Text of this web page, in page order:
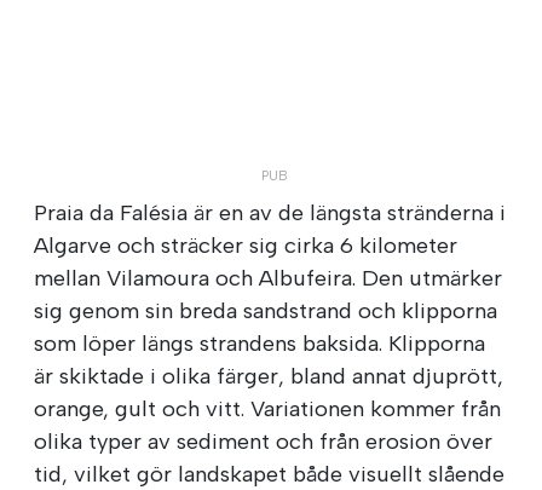
Praia da Falésia är en av de längsta stränderna i
Algarve och sträcker sig cirka 6 kilometer
mellan Vilamoura och Albufeira. Den utmärker
sig genom sin breda sandstrand och klipporna
som löper längs strandens baksida. Klipporna
är skiktade i olika färger, bland annat djuprött,
orange, gult och vitt. Variationen kommer från
olika typer av sediment och från erosion över
tid, vilket gör landskapet både visuellt slående